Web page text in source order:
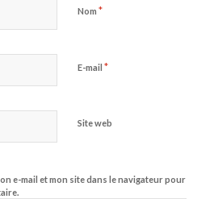
Nom *
E-mail *
Site web
e-mail et mon site dans le navigateur pour